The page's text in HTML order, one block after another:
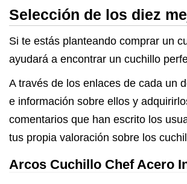
Selección de los diez
Si te estás planteando comprar un
ayudará a encontrar un cuchillo
A través de los enlaces de cada un
e información sobre ellos y
comentarios que han escrito los
tus propia valoración sobre los
Arcos Cuchillo Chef Acero